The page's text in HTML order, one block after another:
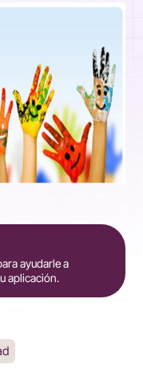
ayudarle a
aplicación.